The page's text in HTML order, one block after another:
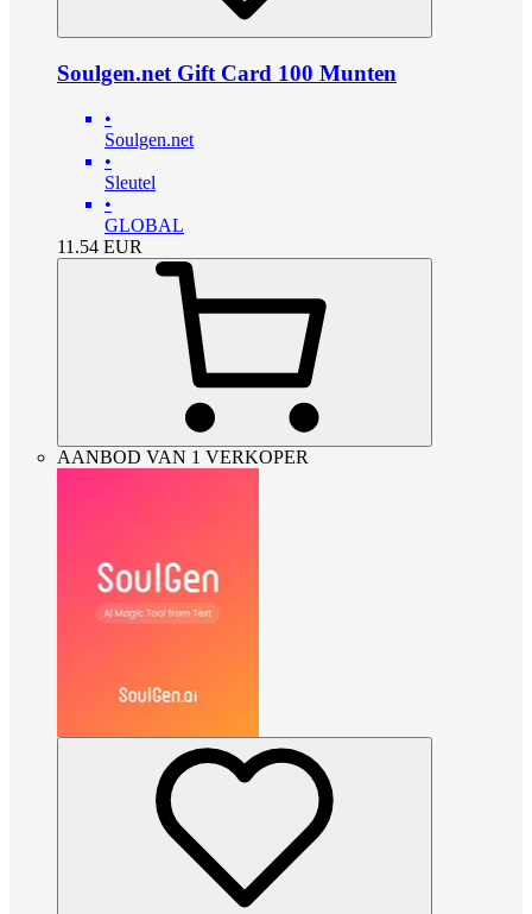
Soulgen.net Gift Card 100 Munten
•
Soulgen.net
•
Sleutel
•
GLOBAL
11.54 EUR
AANBOD VAN 1 VERKOPER